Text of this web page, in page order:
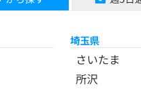
埼玉県
さいたま
所沢